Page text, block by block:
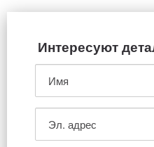
Интересуют